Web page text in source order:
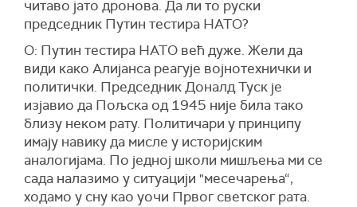
читаво јато дронова. Да ли то руски
председник Путин тестира НАТО?
О: Путин тестира НАТО већ дуже. Жели да
види како Алијанса реагује војнотехнички и
политички. Председник Доналд Туск је
изјавио да Пољска од 1945 није била тако
близу неком рату. Политичари у принципу
имају навику да мисле у историјским
аналогијама. По једној школи мишљења ми се
сада налазимо у ситуацији "месечарења“,
ходамо у сну као уочи Првог светског рата.